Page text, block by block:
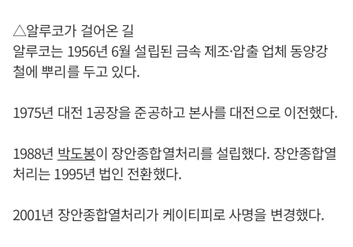
△알루코가 걸어온 길
알루코는 1956년 6월 설립된 금속 제조·압출 업체 동양강
철에 뿌리를 두고 있다.
1975년 대전 1공장을 준공하고 본사를 대전으로 이전했다.
1988년 박도봉이 장안종합열처리를 설립했다. 장안종합열
처리는 1995년 법인 전환했다.
2001년 장안종합열처리가 케이티피로 사명을 변경했다.